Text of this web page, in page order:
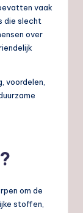
vaak
die slecht
over
voordelen,
om de
stoffen,